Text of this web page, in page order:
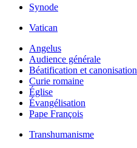
Synode
Vatican
Angelus
Audience générale
Béatification et canonisation
Curie romaine
Église
Évangélisation
Pape François
Transhumanisme